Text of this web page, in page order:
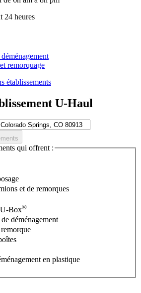
24 heures
remorquage
établissements
U-Haul
qui offrent :
et de remorques
U-Box®
déménagement
en plastique